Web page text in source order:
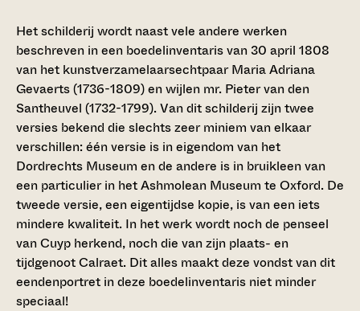
Het schilderij wordt naast vele andere werken
beschreven in een boedelinventaris van 30 april 1808
van het kunstverzamelaarsechtpaar Maria Adriana
Gevaerts (1736-1809) en wijlen mr. Pieter van den
Santheuvel (1732-1799). Van dit schilderij zijn twee
versies bekend die slechts zeer miniem van elkaar
verschillen: één versie is in eigendom van het
Dordrechts Museum en de andere is in bruikleen van
een particulier in het Ashmolean Museum te Oxford. De
tweede versie, een eigentijdse kopie, is van een iets
mindere kwaliteit. In het werk wordt noch de penseel
van Cuyp herkend, noch die van zijn plaats- en
tijdgenoot Calraet. Dit alles maakt deze vondst van dit
eendenportret in deze boedelinventaris niet minder
speciaal!